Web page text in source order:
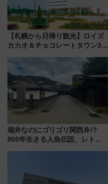
【札幌から日帰り観光】ロイズ
カカオ＆チョコレートタウン3周
詰め放題を開催、ロイズタウン
駅からのアクセスも
福井なのにゴリゴリ関西弁!?
800年生きる人魚伝説、レトロ